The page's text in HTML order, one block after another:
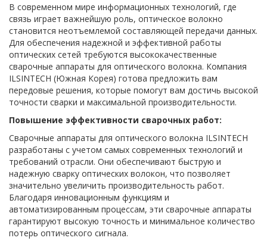
В современном мире информационных технологий, где
связь играет важнейшую роль, оптическое волокно
становится неотъемлемой составляющей передачи данных.
Для обеспечения надежной и эффективной работы
оптических сетей требуются высококачественные
сварочные аппараты для оптического волокна. Компания
ILSINTECH (Южная Корея) готова предложить вам
передовые решения, которые помогут вам достичь высокой
точности сварки и максимальной производительности.
Повышение эффективности сварочных работ:
Сварочные аппараты для оптического волокна ILSINTECH
разработаны с учетом самых современных технологий и
требований отрасли. Они обеспечивают быструю и
надежную сварку оптических волокон, что позволяет
значительно увеличить производительность работ.
Благодаря инновационным функциям и
автоматизированным процессам, эти сварочные аппараты
гарантируют высокую точность и минимальное количество
потерь оптического сигнала.